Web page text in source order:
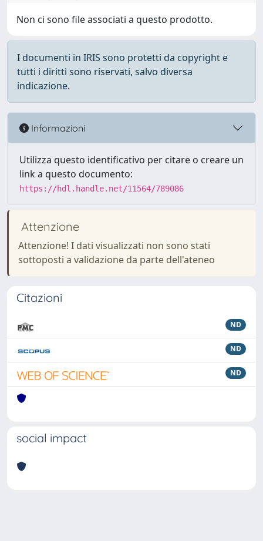
Non ci sono file associati a questo prodotto.
I documenti in IRIS sono protetti da copyright e
tutti i diritti sono riservati, salvo diversa
indicazione.
Informazioni
Utilizza questo identificativo per citare o creare un
link a questo documento:
https://hdl.handle.net/11564/789086
Attenzione
Attenzione! I dati visualizzati non sono stati
sottoposti a validazione da parte dell'ateneo
Citazioni
ND
ND
ND
social impact